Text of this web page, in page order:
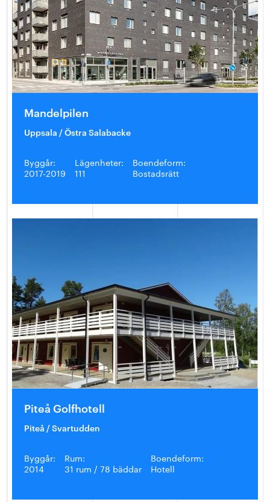
Mandelpilen
Uppsala / Östra Salabacke
Byggår:
2017-2019
Lägenheter:
111
Boendeform:
Bostadsrätt
Piteå Golfhotell
Piteå / Svartudden
Byggår:
2014
Rum:
31 rum / 78 bäddar
Boendeform:
Hotell